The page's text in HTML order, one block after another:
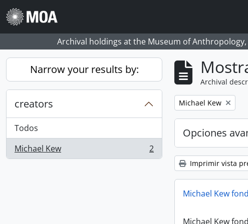
Skip to main content
Archival holdings at the Museum of
Narrow your results by:
creators
Todos
Michael Kew
, 2 resultados 2
Archival
Remove filter:
Michael Kew
Opciones
Imprimir vista
Michael Kew
Michael Kew